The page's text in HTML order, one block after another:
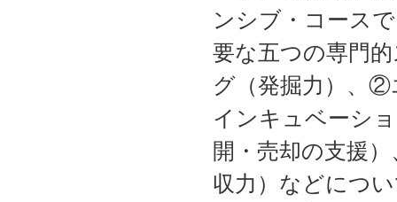
ンシブ・コース
要な五つの専門
グ（発掘力）、
インキュベーシ
開・売却の支援
収力）などにつ